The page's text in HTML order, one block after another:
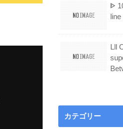
ᐈ
line
Lll
カテゴリー